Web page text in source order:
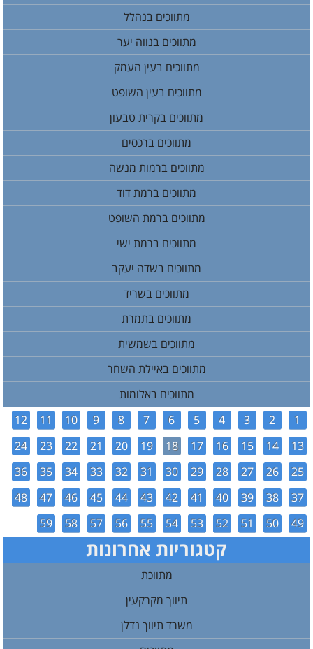
מתווכים בנהלל
מתווכים בנווה יער
מתווכים בעין העמק
מתווכים בעין השופט
מתווכים בקרית טבעון
מתווכים ברכסים
מתווכים ברמות מנשה
מתווכים ברמת דוד
מתווכים ברמת השופט
מתווכים ברמת ישי
מתווכים בשדה יעקב
מתווכים בשריד
מתווכים בתמרת
מתווכים בשמשית
מתווכים באיילת השחר
מתווכים באלומות
1
2
3
4
5
6
7
8
9
10
11
12
13
14
15
16
17
18
19
20
21
22
23
24
25
26
27
28
29
30
31
32
33
34
35
36
37
38
39
40
41
42
43
44
45
46
47
48
49
50
51
52
53
54
55
56
57
58
59
קטגוריות אחרונות
מתווכת
תיווך מקרקעין
משרד תיווך נדלן